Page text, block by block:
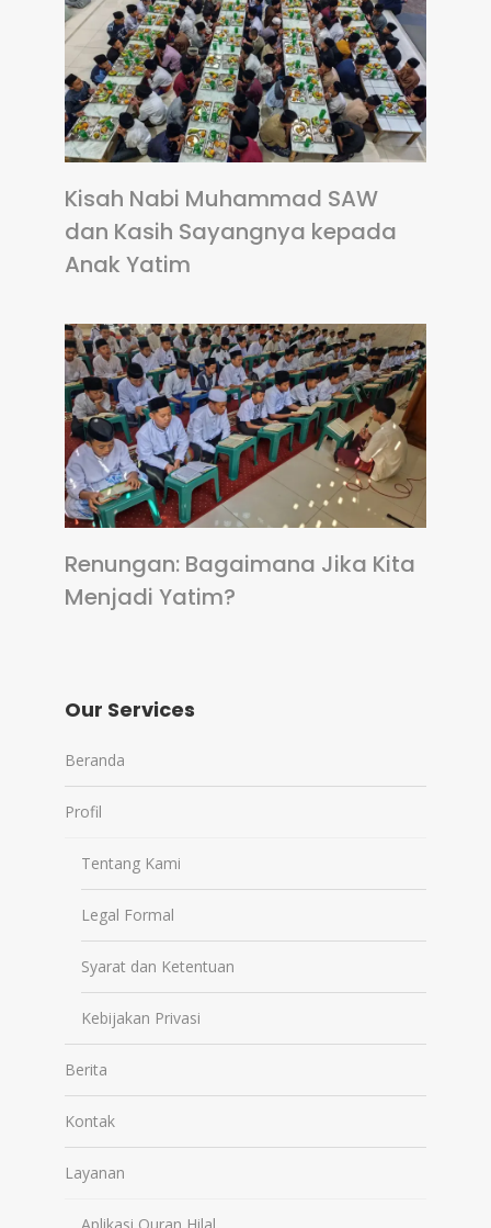
Kisah Nabi Muhammad SAW
dan Kasih Sayangnya kepada
Anak Yatim
Renungan: Bagaimana Jika Kita
Menjadi Yatim?
Our Services
Beranda
Profil
Tentang Kami
Legal Formal
Syarat dan Ketentuan
Kebijakan Privasi
Berita
Kontak
Layanan